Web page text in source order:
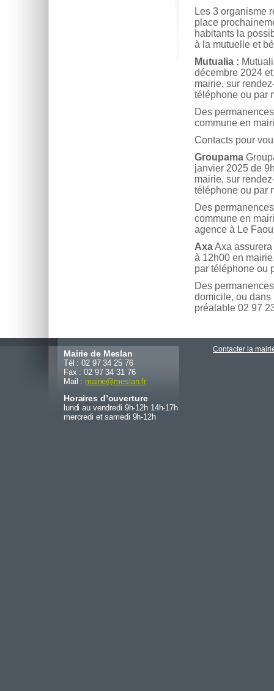
Les 3 organisme
place
habitants la
à la mutuelle et
Mutualia :
décembre 2024
mairie, sur
téléphone ou par
Des
commune en
Contacts pour
Groupama
janvier 2025 de
mairie, sur
téléphone ou par
Des
commune en
agence à Le
AxaAxa
à 12h00 en
par téléphone ou
Des
domicile, ou
préalable 02 97
Mairie de Meslan
Tél : 02 97 34 25 76
Fax : 02 97 34 31 76
Mail : mairie@meslan.fr
Horaires d’ouverture
lundi au vendredi 9h-12h 14h-17h
mercredi et samedi 9h-12h
Contacter la